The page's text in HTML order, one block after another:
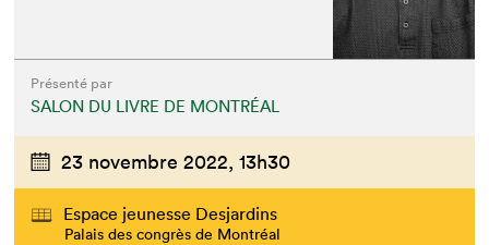
Présenté par
SALON DU LIVRE DE MONTRÉAL
23 novembre 2022, 13h30
Espace jeunesse Desjardins
Palais des congrès de Montréal